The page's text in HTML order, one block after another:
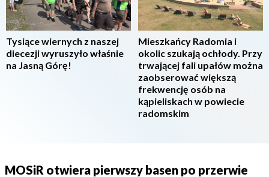
Tysiące wiernych z naszej
diecezji wyruszyło właśnie
na Jasną Górę!
Mieszkańcy Radomia i
okolic szukają ochłody. Przy
trwającej fali upałów można
zaobserować większą
frekwencję osób na
kąpieliskach w powiecie
radomskim
MOSiR otwiera pierwszy basen po przerwie